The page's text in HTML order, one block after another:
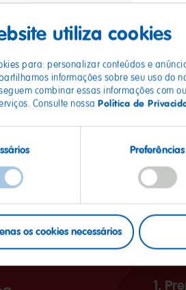
utiliza cookies
para: personalizar conteúdos e
informações sobre seu uso do
combinar essas informações com
Consulte nossa Política de
Preferências
os cookies necessários
1.